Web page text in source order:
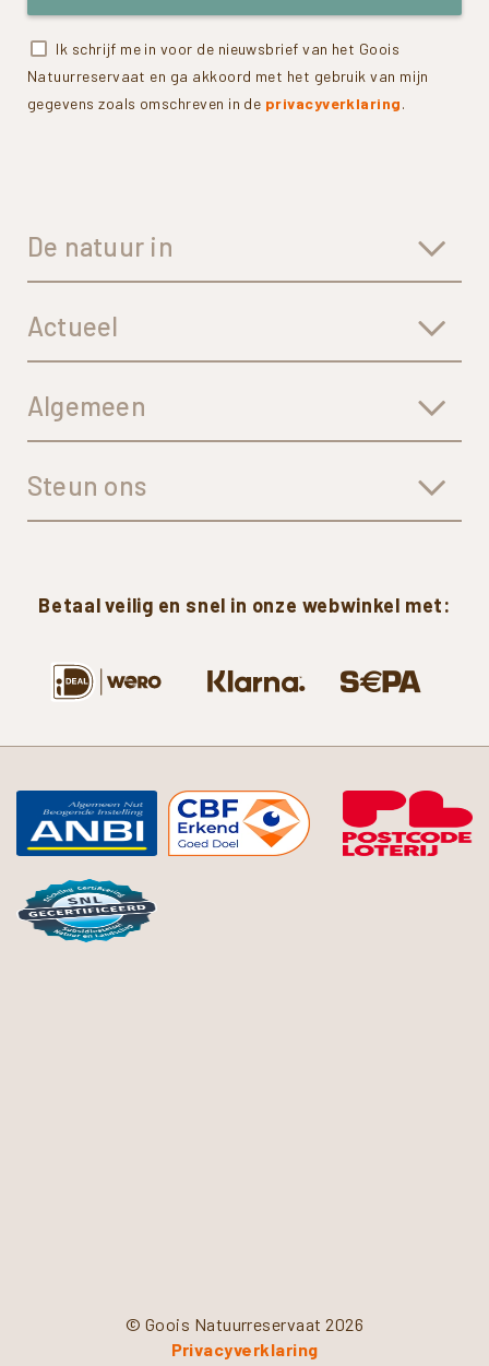
Ik schrijf me in voor de nieuwsbrief van het Goois
Natuurreservaat en ga akkoord met het gebruik van mijn
gegevens zoals omschreven in de privacyverklaring.
De natuur in
Actueel
Algemeen
Steun ons
Betaal veilig en snel in onze webwinkel met:
© Goois Natuurreservaat 2026
Privacyverklaring